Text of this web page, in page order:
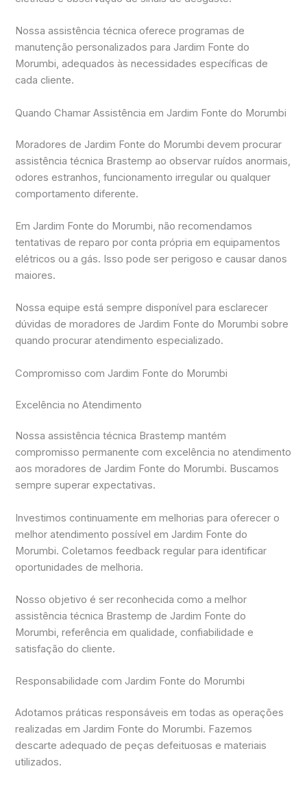
Nossa assistência técnica oferece programas de
manutenção personalizados para Jardim Fonte do
Morumbi, adequados às necessidades específicas de
cada cliente.
Quando Chamar Assistência em Jardim Fonte do Morumbi
Moradores de Jardim Fonte do Morumbi devem procurar
assistência técnica Brastemp ao observar ruídos anormais,
odores estranhos, funcionamento irregular ou qualquer
comportamento diferente.
Em Jardim Fonte do Morumbi, não recomendamos
tentativas de reparo por conta própria em equipamentos
elétricos ou a gás. Isso pode ser perigoso e causar danos
maiores.
Nossa equipe está sempre disponível para esclarecer
dúvidas de moradores de Jardim Fonte do Morumbi sobre
quando procurar atendimento especializado.
Compromisso com Jardim Fonte do Morumbi
Excelência no Atendimento
Nossa assistência técnica Brastemp mantém
compromisso permanente com excelência no atendimento
aos moradores de Jardim Fonte do Morumbi. Buscamos
sempre superar expectativas.
Investimos continuamente em melhorias para oferecer o
melhor atendimento possível em Jardim Fonte do
Morumbi. Coletamos feedback regular para identificar
oportunidades de melhoria.
Nosso objetivo é ser reconhecida como a melhor
assistência técnica Brastemp de Jardim Fonte do
Morumbi, referência em qualidade, confiabilidade e
satisfação do cliente.
Responsabilidade com Jardim Fonte do Morumbi
Adotamos práticas responsáveis em todas as operações
realizadas em Jardim Fonte do Morumbi. Fazemos
descarte adequado de peças defeituosas e materiais
utilizados.